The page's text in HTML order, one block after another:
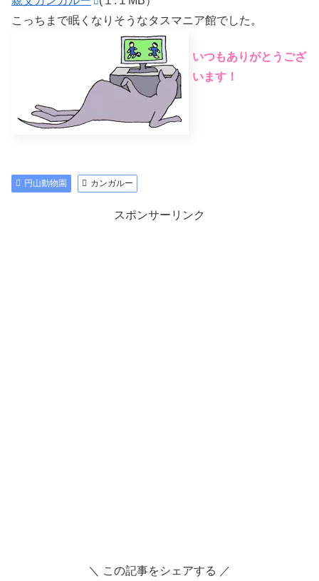
こっちまで眠くなりそうなタスマニア館でした。
いつもありがとうござ
います！
円山動物園 カンガルー
スポンサーリンク
＼ この記事をシェアする ／